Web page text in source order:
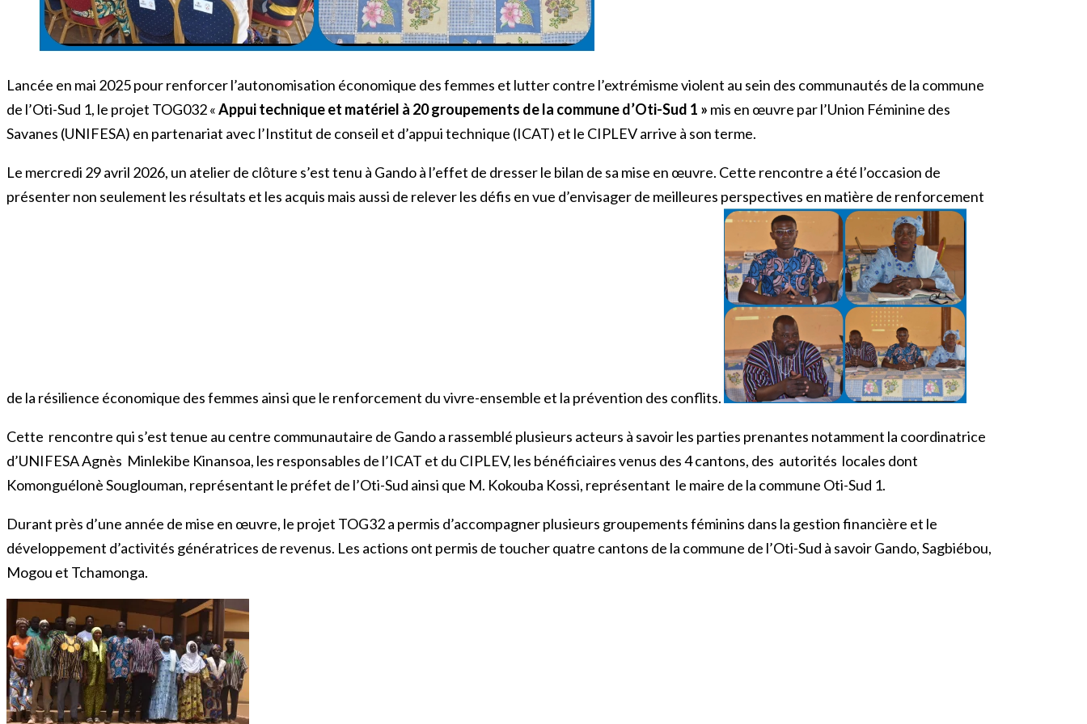
Lancée en mai 2025 pour renforcer l’autonomisation économique des femmes et lutter contre l’extrémisme violent au sein des communautés de la commune
de l’Oti-Sud 1, le projet TOG032 «Appui technique et matériel à 20 groupements de la commune d’Oti-Sud 1 » mis en œuvre par l’Union Féminine des
Savanes (UNIFESA) en partenariat avec l’Institut de conseil et d’appui technique (ICAT) et le CIPLEV arrive à son terme.
Le mercredi 29 avril 2026, un atelier de clôture s’est tenu à Gando à l’effet de dresser le bilan de sa mise en œuvre. Cette rencontre a été l’occasion de
présenter non seulement les résultats et les acquis mais aussi de relever les défis en vue d’envisager de meilleures perspectives en matière de renforcement
de la résilience économique des femmes ainsi que le renforcement du vivre-ensemble et la prévention des conflits.
Cette rencontre qui s’est tenue au centre communautaire de Gando a rassemblé plusieurs acteurs à savoir les parties prenantes notamment la coordinatrice
d’UNIFESA Agnès Minlekibe Kinansoa, les responsables de l’ICAT et du CIPLEV, les bénéficiaires venus des 4 cantons, des autorités locales dont
Komonguélonè Souglouman, représentant le préfet de l’Oti-Sud ainsi que M. Kokouba Kossi, représentant le maire de la commune Oti-Sud 1.
Durant près d’une année de mise en œuvre, le projet TOG32 a permis d’accompagner plusieurs groupements féminins dans la gestion financière et le
développement d’activités génératrices de revenus. Les actions ont permis de toucher quatre cantons de la commune de l’Oti-Sud à savoir Gando, Sagbiébou,
Mogou et Tchamonga.